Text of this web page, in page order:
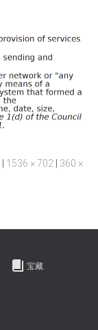
1536 × 702
360 ×
宝藏